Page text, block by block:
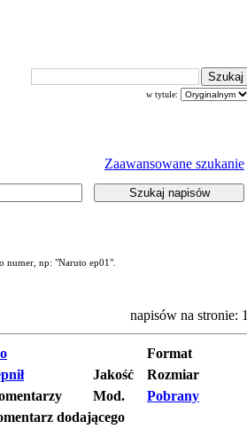
w tytule:
Zaawansowane szukanie
numer, np: "Naruto ep01".
napisów na stronie: 1
Format
Jakość
Rozmiar
Mod.
Pobrany
dodającego